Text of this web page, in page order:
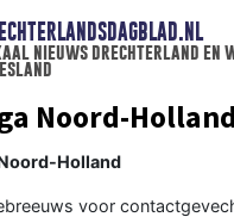
nieuws drechterland en
Noord-Holland
Holland
voor